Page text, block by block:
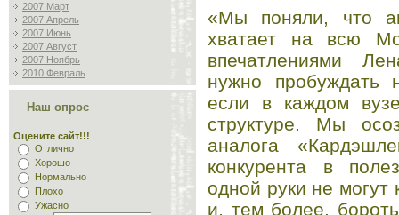
2007 Март
2007 Апрель
2007 Июнь
2007 Август
2007 Ноябрь
2010 Февраль
Наш опрос
Оцените сайт!!!
Отлично
Хорошо
Нормально
Плохо
Ужасно
«Мы поняли, что
хватает на всю
впечатлениями
нужно пробуждать
если в каждом
структуре. Мы
аналога
конкурента в
одной руки не могут
и, тем более,